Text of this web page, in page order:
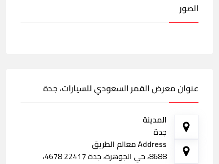
الصور
عنوان معرض القمر السعودي للسيارات، جدة
المدينة
جدة
Address معالم الطريق
8688، حي الجوهرة، جدة 22417 4678،